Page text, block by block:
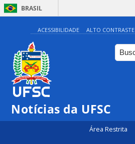
BRASIL
ACESSIBILIDADE ALTO CONTRASTE
Notícias da UFSC
Área Restrita